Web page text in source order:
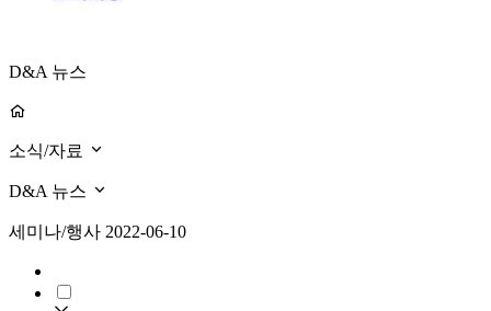
D&A 뉴스
소식/자료
D&A 뉴스
세미나/행사 2022-06-10